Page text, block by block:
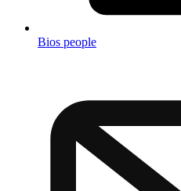
Bios people